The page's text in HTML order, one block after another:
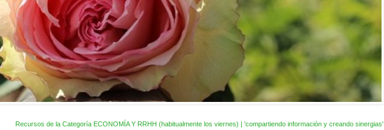
Recursos de la Categoría ECONOMÍA Y RRHH (habitualmente los viernes) | 'compartiendo información y creando sinergias'